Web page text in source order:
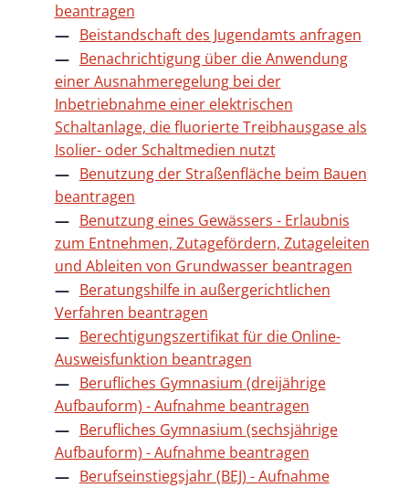
beantragen
Beistandschaft des Jugendamts anfragen
Benachrichtigung über die Anwendung
einer Ausnahmeregelung bei der
Inbetriebnahme einer elektrischen
Schaltanlage, die fluorierte Treibhausgase als
Isolier- oder Schaltmedien nutzt
Benutzung der Straßenfläche beim Bauen
beantragen
Benutzung eines Gewässers - Erlaubnis
zum Entnehmen, Zutagefördern, Zutageleiten
und Ableiten von Grundwasser beantragen
Beratungshilfe in außergerichtlichen
Verfahren beantragen
Berechtigungszertifikat für die Online-
Ausweisfunktion beantragen
Berufliches Gymnasium (dreijährige
Aufbauform) - Aufnahme beantragen
Berufliches Gymnasium (sechsjährige
Aufbauform) - Aufnahme beantragen
Berufseinstiegsjahr (BEJ) - Aufnahme